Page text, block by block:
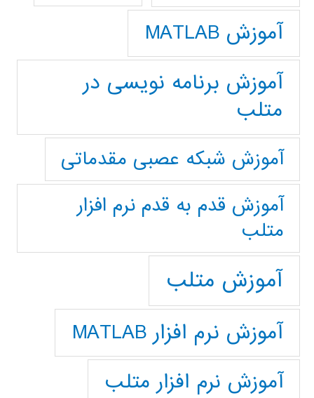
آموزش MATLAB
آموزش برنامه نویسی در
متلب
آموزش شبکه عصبی مقدماتی
آموزش قدم به قدم نرم افزار
متلب
آموزش متلب
آموزش نرم افزار MATLAB
آموزش نرم افزار متلب